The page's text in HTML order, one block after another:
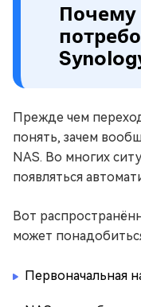
Прежде чем
понять, зачем
NAS. Во многих
появляться
Вот
может
Первоначальная